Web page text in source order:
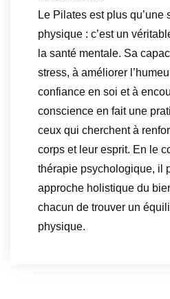
Le Pilates est plus qu’une
physique : c’est un
la santé mentale. Sa
stress, à améliorer
confiance en soi et à
conscience en fait une
ceux qui cherchent à
corps et leur esprit. En le
thérapie psychologique, il
approche holistique du
chacun de trouver un
physique.